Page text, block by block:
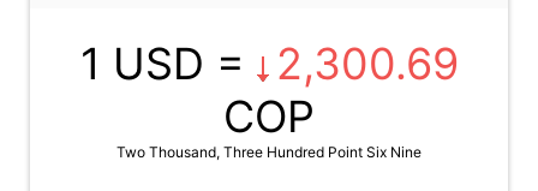
1 USD =
2,300.69
COP
Two Thousand, Three Hundred Point Six Nine